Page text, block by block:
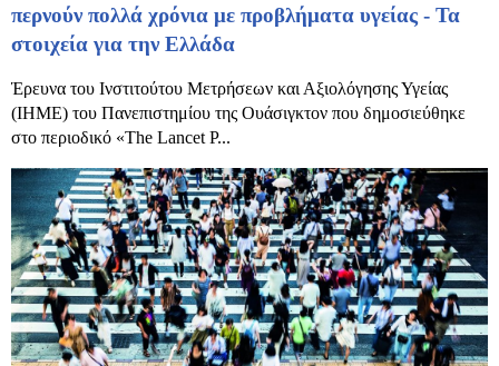
περνούν πολλά χρόνια με προβλήματα υγείας - Τα
στοιχεία για την Ελλάδα
Έρευνα του Ινστιτούτου Μετρήσεων και Αξιολόγησης Υγείας
(IHME) του Πανεπιστημίου της Ουάσιγκτον που δημοσιεύθηκε
στο περιοδικό «The Lancet P...